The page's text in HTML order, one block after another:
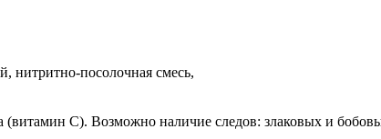
нитритно-посолочная смесь,
(витамин С). Возможно наличие следов: злаковых и